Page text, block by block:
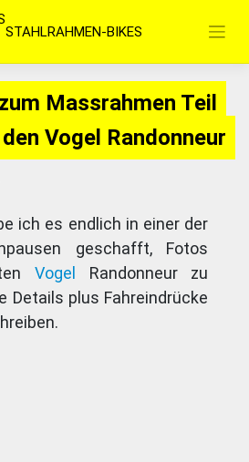
STAHLRAHMEN-BIKES
Massrahmen Teil
Vogel Randonneur
ich es endlich in einer der
geschafft, Fotos
Vogel
Randonneur zu
Details plus Fahreindrücke